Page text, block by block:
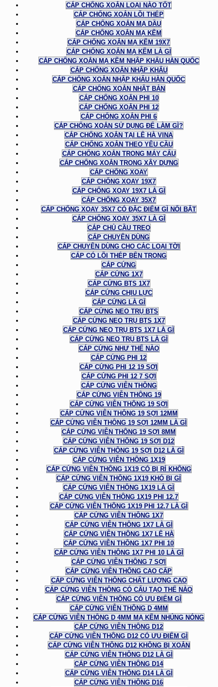
CÁP CHỐNG XOẮN LOẠI NÀO TỐT
CÁP CHỐNG XOẮN LÕI THÉP
CÁP CHỐNG XOẮN MẠ DẦU
CÁP CHỐNG XOẮN MẠ KẼM
CÁP CHỐNG XOẮN MẠ KẼM 19X7
CÁP CHỐNG XOẮN MẠ KẼM LÀ GÌ
CÁP CHỐNG XOẮN MẠ KẼM NHẬP KHẨU HÀN QUỐC
CÁP CHỐNG XOẮN NHẬP KHẨU
CÁP CHỐNG XOẮN NHẬP KHẨU HÀN QUỐC
CÁP CHỐNG XOẮN NHẬT BẢN
CÁP CHỐNG XOẮN PHI 10
CÁP CHỐNG XOẮN PHI 12
CÁP CHỐNG XOẮN PHI 6
CÁP CHỐNG XOẮN SỬ DỤNG ĐỂ LÀM GÌ?
CÁP CHỐNG XOẮN TẠI LÊ HÀ VINA
CÁP CHỐNG XOẮN THEO YÊU CẦU
CÁP CHỐNG XOẮN TRONG MÁY CẨU
CÁP CHỐNG XOẮN TRONG XÂY DỰNG
CÁP CHỐNG XOAY
CÁP CHỐNG XOAY 19X7
CÁP CHỐNG XOAY 19X7 LÀ GÌ
CÁP CHỐNG XOAY 35X7
CÁP CHỐNG XOAY 35X7 CÓ ĐẶC ĐIỂM GÌ NỔI BẬT
CÁP CHỐNG XOAY 35X7 LÀ GÌ
CÁP CHỦ CẦU TREO
CÁP CHUYÊN DÙNG
CÁP CHUYÊN DÙNG CHO CÁC LOẠI TỜI
CÁP CÓ LÕI THÉP BÊN TRONG
CÁP CỨNG
CÁP CỨNG 1X7
CÁP CỨNG BTS 1X7
CÁP CỨNG CHỊU LỰC
CÁP CỨNG LÀ GÌ
CÁP CỨNG NEO TRỤ BTS
CÁP CỨNG NEO TRỤ BTS 1X7
CÁP CỨNG NEO TRỤ BTS 1X7 LÀ GÌ
CÁP CỨNG NEO TRỤ BTS LÀ GÌ
CÁP CỨNG NHƯ THẾ NÀO
CÁP CỨNG PHI 12
CÁP CỨNG PHI 12 19 SỢI
CÁP CỨNG PHI 12 7 SỢI
CÁP CỨNG VIỄN THÔNG
CÁP CỨNG VIỄN THÔNG 19
CÁP CỨNG VIỄN THÔNG 19 SỢI
CÁP CỨNG VIỄN THÔNG 19 SỢI 12MM
CÁP CỨNG VIỄN THÔNG 19 SỢI 12MM LÀ GÌ
CÁP CỨNG VIỄN THÔNG 19 SỢI 8MM
CÁP CỨNG VIỄN THÔNG 19 SỢI D12
CÁP CỨNG VIỄN THÔNG 19 SỢI D12 LÀ GÌ
CÁP CỨNG VIỄN THÔNG 1X19
CÁP CỨNG VIỄN THÔNG 1X19 CÓ BỊ RỈ KHÔNG
CÁP CỨNG VIỄN THÔNG 1X19 KHÓ BỊ GỈ
CÁP CỨNG VIỄN THÔNG 1X19 LÀ GÌ
CÁP CỨNG VIỄN THÔNG 1X19 PHI 12.7
CÁP CỨNG VIỄN THÔNG 1X19 PHI 12.7 LÀ GÌ
CÁP CỨNG VIỄN THÔNG 1X7
CÁP CỨNG VIỄN THÔNG 1X7 LÀ GÌ
CÁP CỨNG VIỄN THÔNG 1X7 LÊ HÀ
CÁP CỨNG VIỄN THÔNG 1X7 PHI 10
CÁP CỨNG VIỄN THÔNG 1X7 PHI 10 LÀ GÌ
CÁP CỨNG VIỄN THÔNG 7 SỢI
CÁP CỨNG VIỄN THÔNG CAO CẤP
CÁP CỨNG VIỄN THÔNG CHẤT LƯỢNG CAO
CÁP CỨNG VIỄN THÔNG CÓ CẤU TẠO THẾ NÀO
CÁP CỨNG VIỄN THÔNG CÓ ƯU ĐIỂM GÌ
CÁP CỨNG VIỄN THÔNG D 4MM
CÁP CỨNG VIỄN THÔNG D 4MM MẠ KẼM NHÚNG NÓNG
CÁP CỨNG VIỄN THÔNG D12
CÁP CỨNG VIỄN THÔNG D12 CÓ ƯU ĐIỂM GÌ
CÁP CỨNG VIỄN THÔNG D12 KHÔNG BỊ XOẮN
CÁP CỨNG VIỄN THÔNG D12 LÀ GÌ
CÁP CỨNG VIỄN THÔNG D14
CÁP CỨNG VIỄN THÔNG D14 LÀ GÌ
CÁP CỨNG VIỄN THÔNG D16